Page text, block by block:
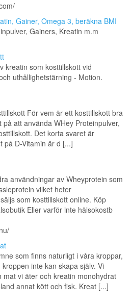
Gainer, Omega 3, beräkna BMI
Gainers, Kreatin m.m
kreatin som kosttillskott vid
uthållighetstärning - Motion.
För vem är ett kosttillskott bra
att använda WHey Proteinpulver,
Det korta svaret är
på D-Vitamin är d [...]
användningar av Wheyprotein som
vilket heter
som kosttillskott online. Köp
Eller varför inte hälsokostb
som finns naturligt i våra kroppar,
inte kan skapa själv. Vi
mat vi äter och kreatin monohydrat
annat kött och fisk. Kreat [...]